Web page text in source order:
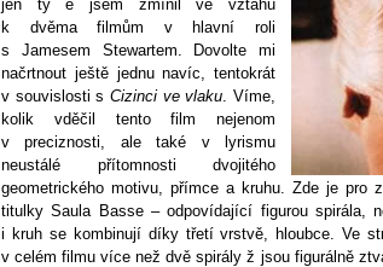
jen ty é jsem zmínil ve vztahu
k dvěma filmům v hlavní roli
s Jamesem Stewartem. Dovolte mi
načrtnout ještě jednu navíc, tentokrát
v souvislosti s Cizinci ve vlaku. Víme,
kolik vděčil tento film nejenom
v preciznosti, ale také v lyrismu
neustálé přítomnosti dvojitého
geometrického motivu, přímce a kruhu. Zde je pro
titulky Saula Basse – odpovídající figurou spirála,
i kruh se kombinují díky třetí vrstvě, hloubce. Ve
v celém filmu více než dvě spirály ž jsou figurálně